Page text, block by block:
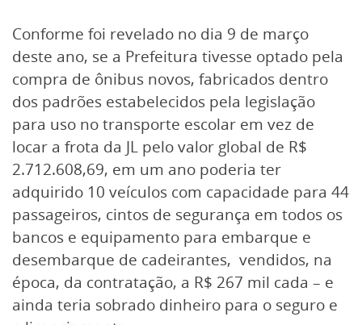
Conforme foi revelado no dia 9 de março
deste ano, se a Prefeitura tivesse optado pela
compra de ônibus novos, fabricados dentro
dos padrões estabelecidos pela legislação
para uso no transporte escolar em vez de
locar a frota da JL pelo valor global de R$
2.712.608,69, em um ano poderia ter
adquirido 10 veículos com capacidade para 44
passageiros, cintos de segurança em todos os
bancos e equipamento para embarque e
desembarque de cadeirantes, vendidos, na
época, da contratação, a R$ 267 mil cada – e
ainda teria sobrado dinheiro para o seguro e